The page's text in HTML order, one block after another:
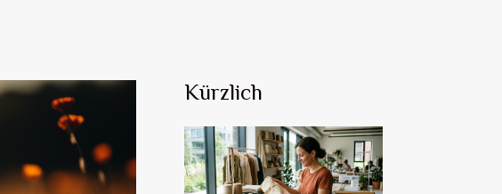
Kürzlich